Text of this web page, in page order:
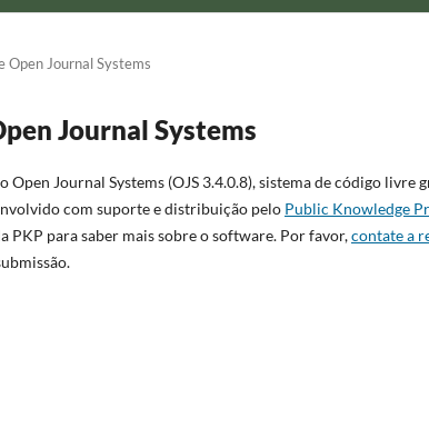
Open Journal Systems
Journal Systems
Open Journal Systems (OJS 3.4.0.8), sistema de código
com suporte e distribuição pelo Public Knowledge
PKP para saber mais sobre o software. Por favor,contate a